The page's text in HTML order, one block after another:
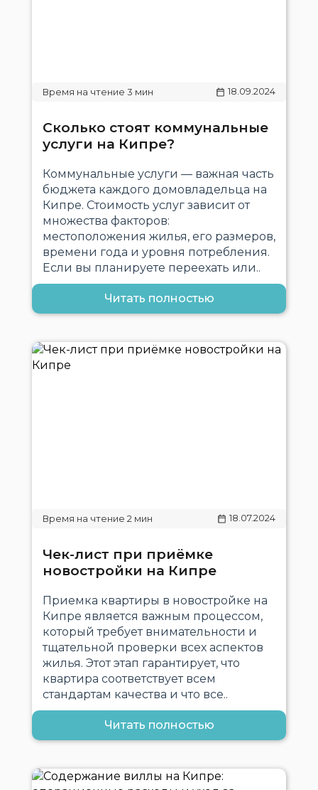
18.09.2024
Сколько стоят коммунальные
услуги на Кипре?
Коммунальные услуги — важная часть
бюджета каждого домовладельца на
Кипре. Стоимость услуг зависит от
множества факторов:
местоположения жилья, его размеров,
времени года и уровня потребления.
Если вы планируете переехать или..
Читать полностью
18.07.2024
Чек-лист при приёмке
новостройки на Кипре
Приемка квартиры в новостройке на
Кипре является важным процессом,
который требует внимательности и
тщательной проверки всех аспектов
жилья. Этот этап гарантирует, что
квартира соответствует всем
стандартам качества и что все..
Читать полностью